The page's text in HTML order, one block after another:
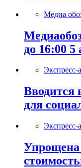
Медиа
до 16:00 5
Экспресс-
Вводится
для
Экспресс-
Упрощена